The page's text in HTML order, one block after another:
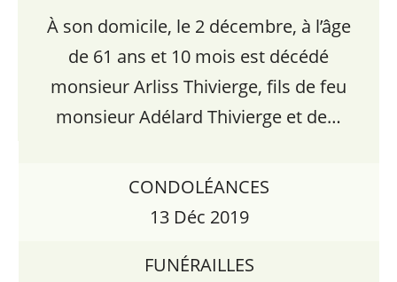
À son domicile, le 2 décembre, à l’âge
de 61 ans et 10 mois est décédé
monsieur Arliss Thivierge, fils de feu
monsieur Adélard Thivierge et de…
CONDOLÉANCES
13 Déc 2019
FUNÉRAILLES